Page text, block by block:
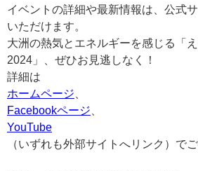
イベントの詳細や最新情報は、公式
いただけます。
大洲の熱気とエネルギーを感じる「
2024」、ぜひお見逃しなく！
詳細は
ホームページ
Facebookページ
YouTube
（いずれも外部サイトへリンク）で